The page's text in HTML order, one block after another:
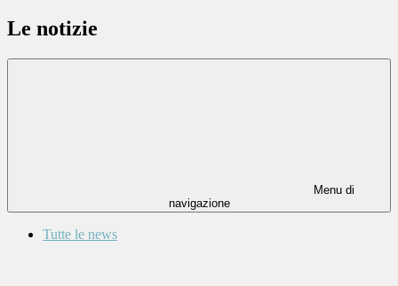
Le notizie
Menu di
navigazione
Tutte le news